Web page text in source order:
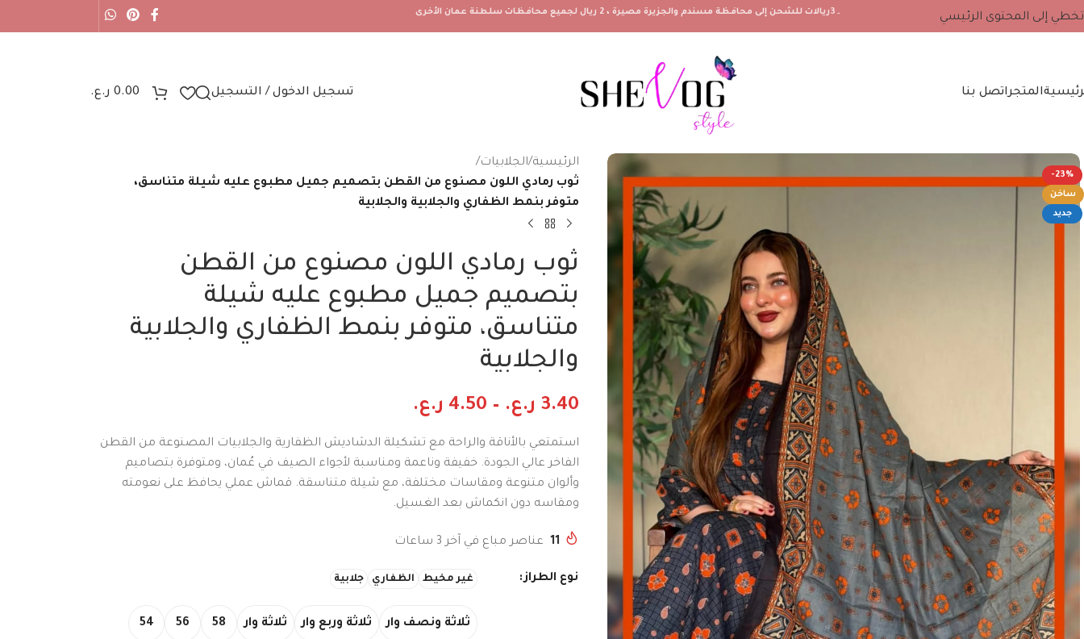
تخطي إلى المحتوى الرئيسي ۔3ريالات للشحن إلى محافظة مسندم والجزيرة مصيرة ، 2 ريال لجميع محافظات سلطنة عمان الأخرى
المتجراتصل بنا تسجيل الدخول / التسجيل 0.00 ر.ع.
-23%
ساخن
جديد
الرئيسية/الجلابيات/
ثوب رمادي اللون مصنوع من القطن بتصميم جميل مطبوع عليه شيلة متناسق،
متوفر بنمط الظفاري والجلابية والجلابية
ثوب رمادي اللون مصنوع من القطن
بتصميم جميل مطبوع عليه شيلة
متناسق، متوفر بنمط الظفاري والجلابية
والجلابية
3.40 ر.ع. –
4.50 ر.ع.
استمتعي بالأناقة والراحة مع تشكيلة الدشاديش الظفارية والجلابيات المصنوعة من القطن
الفاخر عالي الجودة. خفيفة وناعمة ومناسبة لأجواء الصيف في عُمان، ومتوفرة بتصاميم
وألوان متنوعة ومقاسات مختلفة، مع شيلة متناسقة. قماش عملي يحافظ على نعومته
ومقاسه دون انكماش بعد الغسيل.
11 عناصر مباع في آخر 3 ساعات
نوع الطراز غير مخيط الظفاري جلابية
ثلاثة ونصف وار ثلاثة وربع وار ثلاثة وار 58
56
54